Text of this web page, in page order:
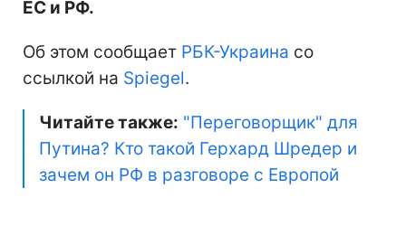
ЕС и РФ.
Об этом сообщает РБК-Украина со
ссылкой на Spiegel.
Читайте также: "Переговорщик" для
Путина? Кто такой Герхард Шредер и
зачем он РФ в разговоре с Европой